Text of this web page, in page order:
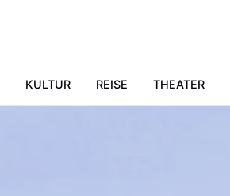
KULTUR REISE THEATER